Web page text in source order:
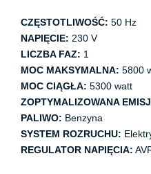
CZĘSTOTLIWOŚĆ: 50 Hz
NAPIĘCIE: 230 V
LICZBA FAZ: 1
MOC MAKSYMALNA: 5800
MOC CIĄGŁA: 5300 watt
ZOPTYMALIZOWANA
PALIWO: Benzyna
SYSTEM ROZRUCHU:
REGULATOR NAPIĘCIA: